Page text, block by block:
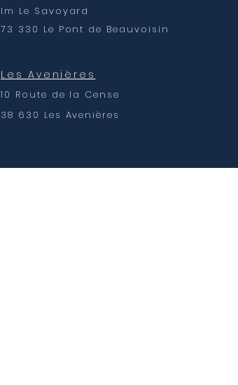
Im Le Savoyard
73 330 Le Pont de Beauvoisin
Les Avenières
10 Route de la Cense
38 630 Les Avenières